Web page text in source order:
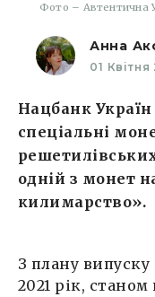
Фото – Автентична
Анна
01
Нацбанк
спеціальні
одній з монет
килимарство».
З плану випуску
2021 рік,